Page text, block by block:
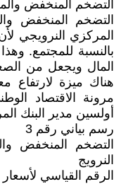
التضخم المنخفض
التضخم المنخفض
المركزي النرويجي
بالنسبة للمجتمع.
المال ويجعل من
هناك ميزة لارتفاع
مرونة الاقتصاد
أولسين مدير البنك
رسم بياني رقم 3
التضخم المنخفض
النرويج
الرقم القياسي